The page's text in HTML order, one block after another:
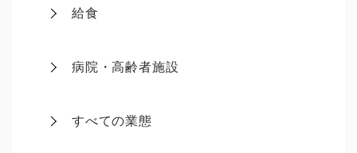
給食
病院・高齢者施設
すべての業態